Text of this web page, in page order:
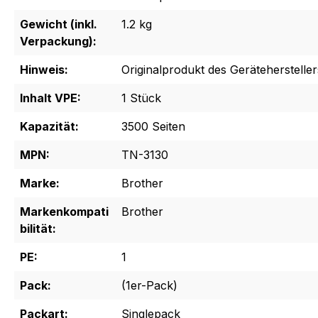
Gewicht (inkl.
Verpackung):
1.2 kg
Hinweis:
Originalprodukt des
Inhalt VPE:
1 Stück
Kapazität:
3500 Seiten
MPN:
TN-3130
Marke:
Brother
Markenkompati
bilität:
Brother
PE:
1
Pack:
(1er-Pack)
Packart:
Singlepack